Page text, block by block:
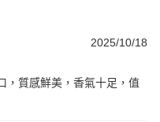
2025/10/18
，質感鮮美，香氣十足，值